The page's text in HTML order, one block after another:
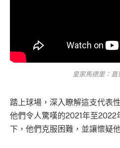
皇家馬德里：直
踏上球場，深入瞭解這支代表
他們令人驚嘆的2021年至
下，他們克服困難，並讓懷疑